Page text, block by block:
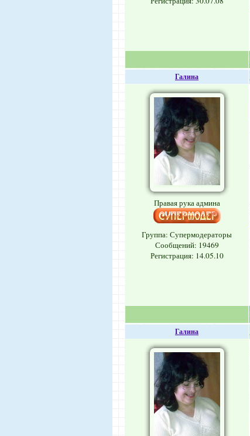
Галина
Правая рука админа
Группа: Супермодераторы
Сообщений: 19469
Регистрация: 14.05.10
Галина